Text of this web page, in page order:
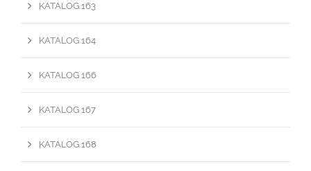
KATALOG 163
KATALOG 164
KATALOG 166
KATALOG 167
KATALOG 168